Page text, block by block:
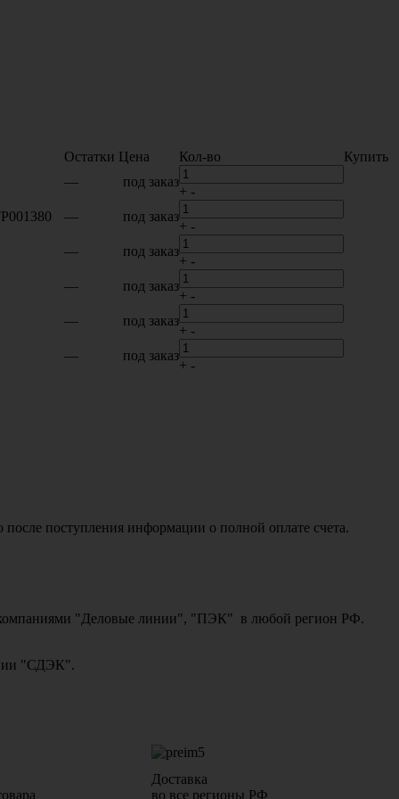
Остатки Цена Кол-во
Купить
—
под заказ
+ -
— под заказ
+ -
—
под заказ
+ -
—
под заказ
+ -
—
под заказ
+ -
—
под заказ
+ -
поступления информации о полной оплате счета.
компаниями "Деловые линии", "ПЭК" в любой регион РФ.
"СДЭК".
Доставка
во все регионы РФ